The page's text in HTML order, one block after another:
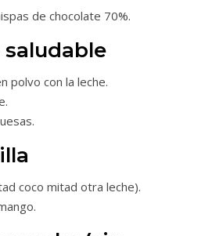
de chocolate 70%.
saludable
polvo con la leche.
coco mitad otra leche).